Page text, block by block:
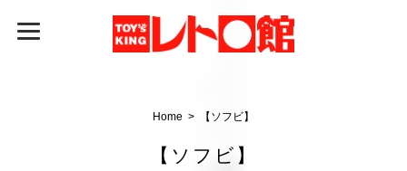
Home 【ソフビ】
【ソフビ】